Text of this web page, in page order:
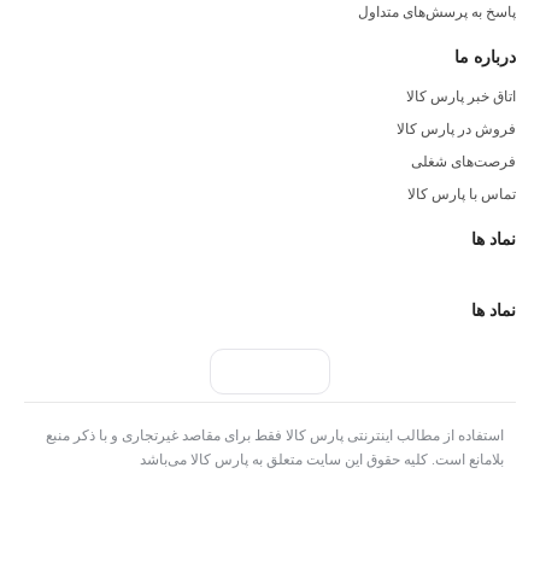
پاسخ به پرسش‌های متداول
درباره ما
اتاق خبر پارس کالا
فروش در پارس کالا
فرصت‌های شغلی
تماس با پارس کالا
نماد ها
نماد ها
استفاده از مطالب اینترنتی پارس کالا فقط برای مقاصد غیرتجاری و با ذکر منبع
بلامانع است. کلیه حقوق این سایت متعلق به پارس کالا می‌باشد